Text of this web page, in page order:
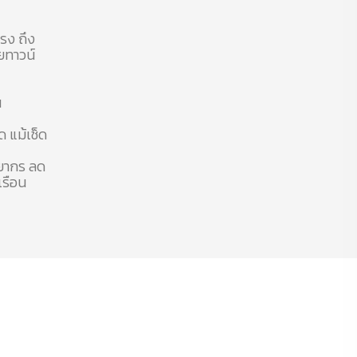
ง ถึง
ทาวน์
แม้เช็ด
กร ลด
อน